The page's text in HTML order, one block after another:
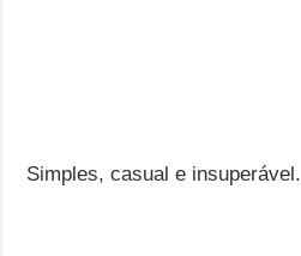
Simples, casual e insuperável.